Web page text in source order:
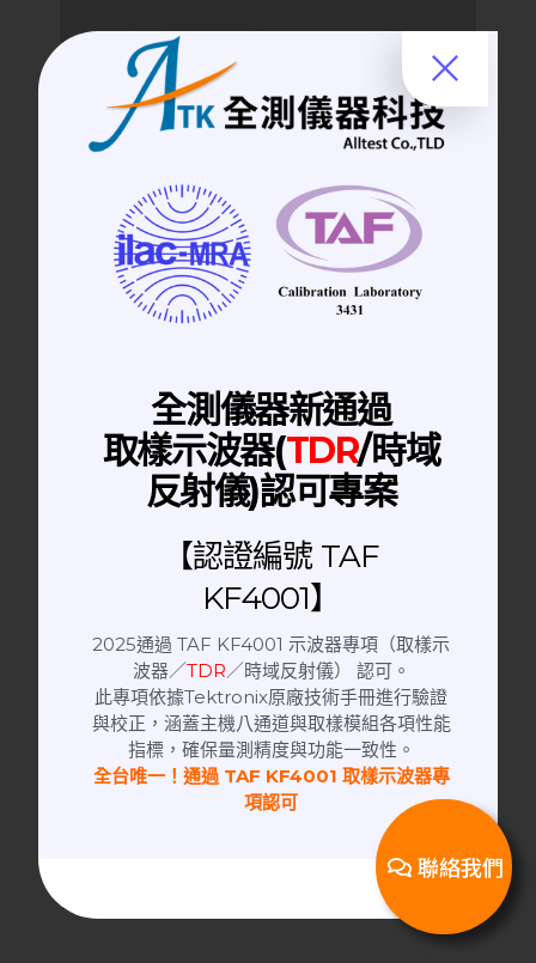
RF Adapter | 高頻轉接頭
18 GHz│SMA(F)-SMA(F) RF Adapter 高
RF Shielding Box 隔離箱｜EMI RFI
Noise Tester
全測儀器新通過
取樣示波器(TDR/時域
反射儀)認可專案
【認證編號 TAF
KF4001】
2025通過 TAF KF4001 示波器專項（取樣示
波器／TDR／時域反射儀） 認可。
此專項依據Tektronix原廠技術手冊進行驗證
與校正，涵蓋主機八通道與取樣模組各項性能
指標，確保量測精度與功能一致性。
全台唯一！通過 TAF KF4001 取樣示波器專
項認可
聯絡我們